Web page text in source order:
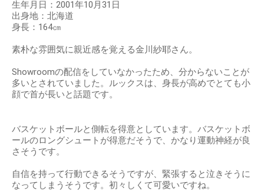
生年月日：2001年10月31日
出身地：北海道
身長：164㎝
素朴な雰囲気に親近感を覚える金川紗耶さん。
Showroomの配信をしていなかったため、分からないことが
多いとされていました。ルックスは、身長が高めでとても小
顔で首が長いと話題です。
バスケットボールと側転を得意としています。バスケットボ
ールのロングシュートが得意だそうで、かなり運動神経が良
さそうです。
自信を持って行動できるそうですが、緊張すると泣きそうに
なってしまうそうです。初々しくて可愛いですね。